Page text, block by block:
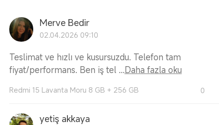
Merve Bedir
02.04.2026 09:10
Teslimat ve hızlı ve kusursuzdu. Telefon tam
fiyat/performans. Ben iş tel ...Daha fazla oku
Redmi 15 Lavanta Moru 8 GB + 256 GB 0
yetiş akkaya